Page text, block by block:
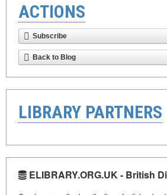
ACTIONS
Subscribe
Back to Blog
LIBRARY PARTNERS
ELIBRARY.ORG.UK - British